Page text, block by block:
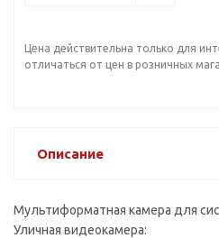
Цена действительна только для
отличаться от цен в розничных
Описание
Мультиформатная камера для
Уличная видеокамера: